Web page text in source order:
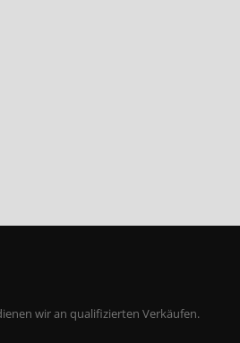
wir an qualifizierten Verkäufen.